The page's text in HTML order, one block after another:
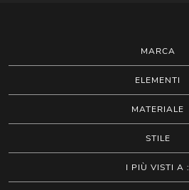
MARCA
ELEMENTI
MATERIALE
STILE
I PIÙ VISTI A :